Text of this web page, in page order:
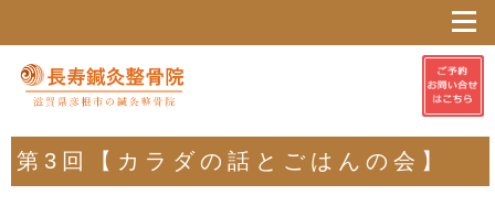
第3回【カラダの話とごはんの会】